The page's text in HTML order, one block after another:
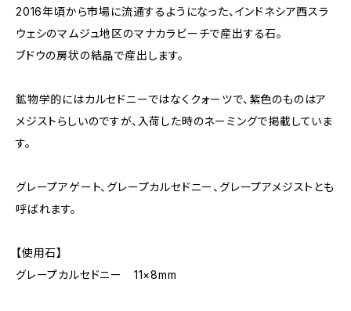
2016年頃から市場に流通するようになった、インドネシア西スラ
ウェシのマムジュ地区のマナカラビーチで産出する石。
ブドウの房状の結晶で産出します。
鉱物学的にはカルセドニーではなくクォーツで、紫色のものはア
メジストらしいのですが、入荷した時のネーミングで掲載していま
す。
グレープアゲート、グレープカルセドニー、グレープアメジストとも
呼ばれます。
【使用石】
グレープカルセドニー 11×8mm